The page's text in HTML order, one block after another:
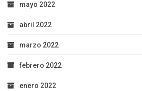
mayo 2022
abril 2022
marzo 2022
febrero 2022
enero 2022